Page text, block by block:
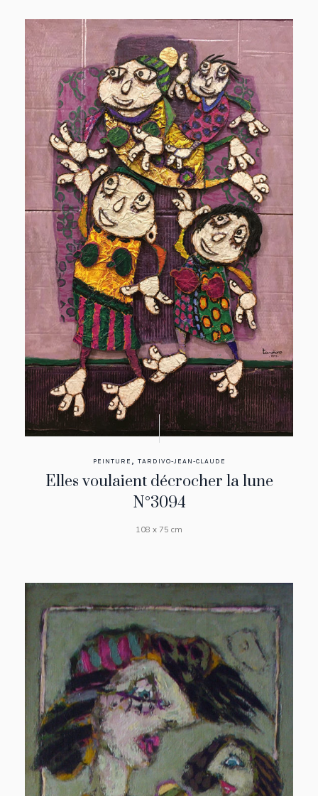
PEINTURE , TARDIVO-JEAN-CLAUDE
Elles voulaient décrocher la lune
N°3094
108 x 75 cm